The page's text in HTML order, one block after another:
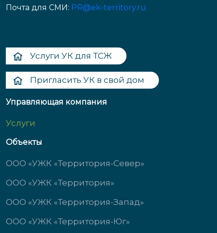
Почта для СМИ: PR@ek-territory.ru
Услуги УК для ТСЖ
Пригласить УК в свой дом
Управляющая компания
Услуги
Объекты
ООО «УЖК «Территория-Север»
ООО «УЖК «Территория»
ООО «УЖК «Территория-Запад»
ООО «УЖК «Территория-Юг»